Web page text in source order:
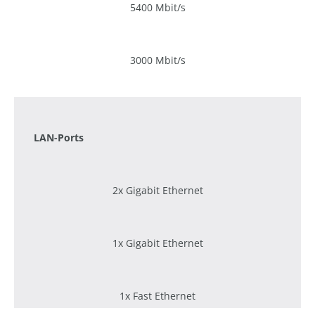
5400 Mbit/s
3000 Mbit/s
LAN-Ports
2x Gigabit Ethernet
1x Gigabit Ethernet
1x Fast Ethernet